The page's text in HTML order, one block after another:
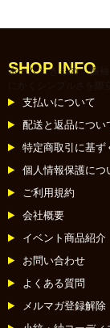
ホーム::きもの::振袖
SHOP INFO
支払いについて
配送と返品につい
特定商取引に基ず
個人情報保護につ
ご利用規約
会社概要
イベント商品紹介
お問い合わせ
よくある質問
メルマガ登録解除